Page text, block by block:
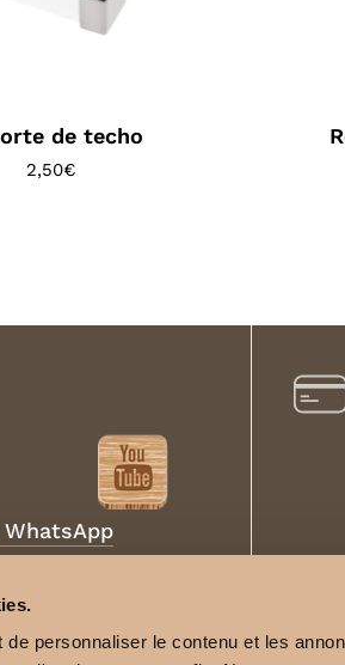
personnaliser le contenu et les
de techo
2,50€